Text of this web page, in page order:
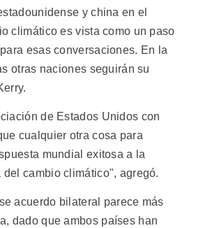
y china en el
climático es vista como un paso
esas conversaciones. En la
otras naciones seguirán su
de Estados Unidos con
cualquier otra cosa para
mundial exitosa a la
del cambio climático", agregó.
acuerdo bilateral parece más
dado que ambos países han